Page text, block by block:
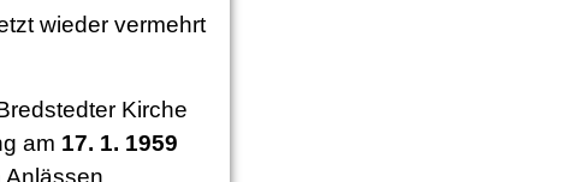
wieder vermehrt
Kirche
am 17. 1. 1959
Anlässen